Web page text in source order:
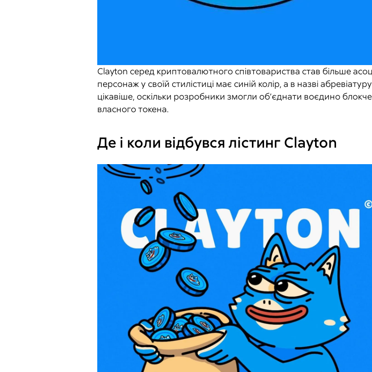
Clayton серед криптовалютного співтовариства став більше
персонаж у своїй стилістиці має синій колір, а в назві
цікавіше, оскільки розробники змогли об’єднати воєдино
власного токена.
Де і коли відбувся лістинг Clayton